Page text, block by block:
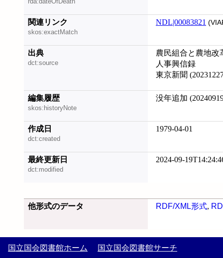
関連リンク
skos:exactMatch
NDL|00083821
出典
dct:source
農民組合と農地改
人事興信録
東京新聞
編集履歴
skos:historyNote
没年追加
作成日
dct:created
1979-04-01
最終更新日
dct:modified
2024-09-
他形式のデータ RDF/XML形式,
国立国会図書館ホーム 国立国会図書館サーチ